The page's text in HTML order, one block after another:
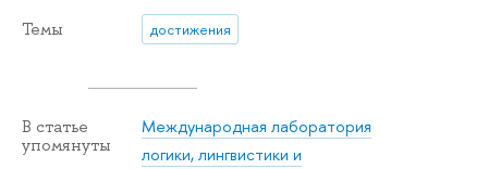
Темы достижения
В статье
упомянуты
Международная лаборатория
логики, лингвистики и